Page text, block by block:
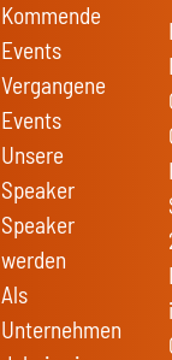
Kommende
Events
Vergangene
Events
Unsere
Speaker
Speaker
werden
Als
Unternehmen